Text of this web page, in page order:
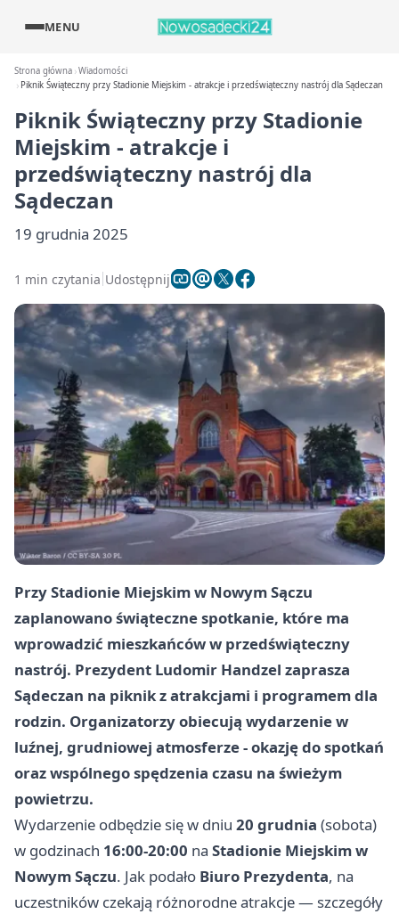
MENU
Strona główna Wiadomości
Piknik Świąteczny przy Stadionie Miejskim - atrakcje i przedświąteczny nastrój dla Sądeczan
Piknik Świąteczny przy Stadionie
Miejskim - atrakcje i
przedświąteczny nastrój dla
Sądeczan
19 grudnia 2025
1 min czytania Udostępnij
Przy Stadionie Miejskim w Nowym Sączu
zaplanowano świąteczne spotkanie, które ma
wprowadzić mieszkańców w przedświąteczny
nastrój. Prezydent Ludomir Handzel zaprasza
Sądeczan na piknik z atrakcjami i programem dla
rodzin. Organizatorzy obiecują wydarzenie w
luźnej, grudniowej atmosferze - okazję do spotkań
oraz wspólnego spędzenia czasu na świeżym
powietrzu.
Wydarzenie odbędzie się w dniu 20 grudnia (sobota)
w godzinach 16:00-20:00 na Stadionie Miejskim w
Nowym Sączu. Jak podało Biuro Prezydenta, na
uczestników czekają różnorodne atrakcje — szczegóły